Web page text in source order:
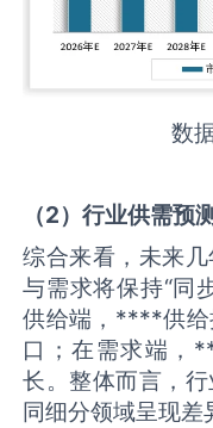
数
（2）行业供需预测
综合来看，未来
与需求将保持“同
供给端，****供给
口；在需求端，
长。整体而言，
同细分领域呈现